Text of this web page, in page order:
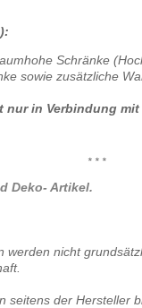
Schränke
sowie zusätzliche
in Verbindung
* * *
Deko- Artikel.
werden nicht
seitens der Hersteller